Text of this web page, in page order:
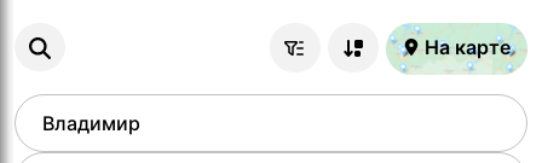
На карте